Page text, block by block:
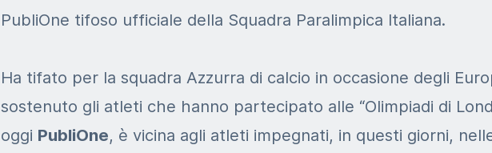
PubliOne tifoso ufficiale della Squadra Paralimpica Italiana.
Ha tifato per la squadra Azzurra di calcio in occasione degli
sostenuto gli atleti che hanno partecipato alle “Olimpiadi di
oggi PubliOne, è vicina agli atleti impegnati, in questi giorni,